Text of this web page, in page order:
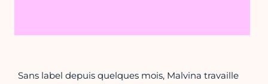
Sans label depuis quelques mois, Malvina travaille